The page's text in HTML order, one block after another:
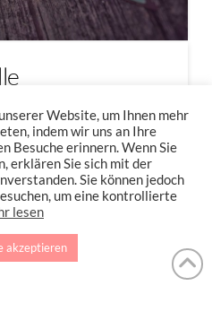
und absolut
immer …
Website, um Ihnen mehr
indem wir uns an Ihre
Besuche erinnern. Wenn Sie
erklären Sie sich mit der
Sie können jedoch
um eine kontrollierte
lesen
akzeptieren